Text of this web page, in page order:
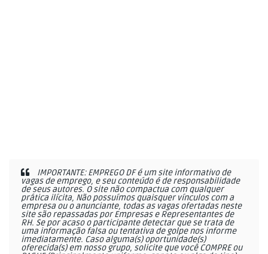
IMPORTANTE: EMPREGO DF é um site informativo de
vagas de emprego, e seu conteúdo é de responsabilidade
de seus autores. O site não compactua com qualquer
prática ilícita, Não possuímos quaisquer vínculos com a
empresa ou o anunciante, todas as vagas ofertadas neste
site são repassadas por Empresas e Representantes de
RH. Se por acaso o participante detectar que se trata de
uma informação falsa ou tentativa de golpe nos informe
imediatamente. Caso alguma(s) oportunidade(s)
oferecida(s) em nosso grupo, solicite que você COMPRE ou